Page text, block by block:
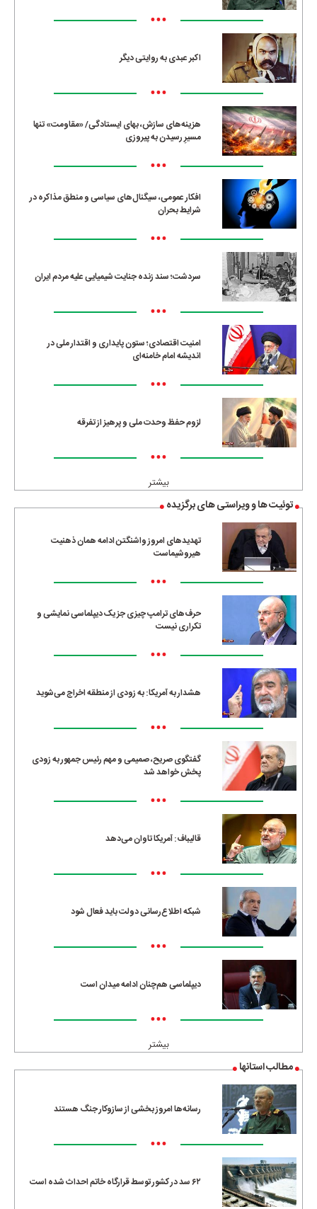
•••
اکبر عبدی به روایتی دیگر
•••
هزینه‌های سازش، بهای ایستادگی/ «مقاومت» تنها
مسیرِ رسیدن به پیروزی
•••
افکار عمومی، سیگنال‌های سیاسی و منطق مذاکره در
شرایط بحران
•••
سردشت؛ سند زنده جنایت شیمیایی علیه مردم ایران
•••
امنیت اقتصادی؛ ستون پایداری و اقتدار ملی در
اندیشه امام خامنه‌ای
•••
لزوم حفظ وحدت ملی و پرهیز از تفرقه
•••
بیشتر
توئیت ها و ویراستی های برگزیده
تهدیدهای امروز واشنگتن ادامه همان ذهنیت
هیروشیماست
•••
حرف‌های ترامپ چیزی جز یک دیپلماسی نمایشی و
تکراری نیست
•••
هشدار به آمریکا: به زودی از منطقه اخراج می‌شوید
•••
گفتگوی صریح، صمیمی و مهم رئیس جمهور به زودی
پخش خواهد شد
•••
قالیباف: آمریکا تاوان می‌دهد
•••
شبکه اطلاع‌رسانی دولت باید فعال شود
•••
دیپلماسی هم‌چنان ادامه میدان است
•••
بیشتر
مطالب استانها
رسانه‌ها امروز بخشی از سازوکار جنگ هستند
•••
۶۲ سد در کشور توسط قرارگاه خاتم احداث شده است